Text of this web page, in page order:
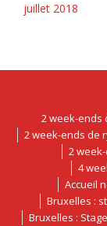
juillet 2018
2 week-ends
2 week-ends de
2
4
Accueil
Bruxelles :
Bruxelles :